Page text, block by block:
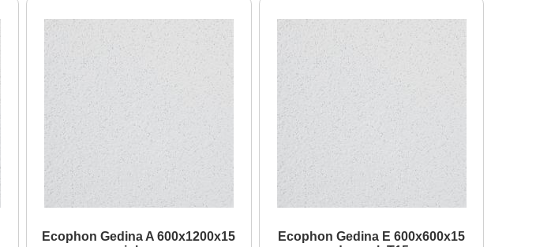
Ecophon Gedina A 600x1200x15
Ecophon Gedina E 600x600x15